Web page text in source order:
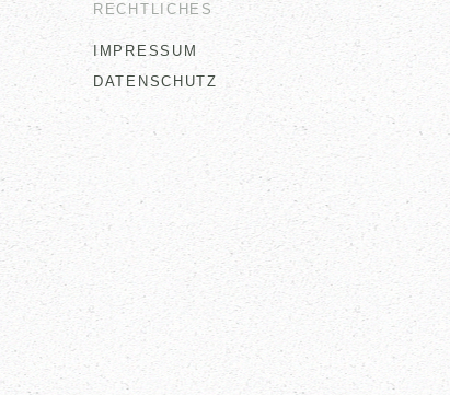
RECHTLICHES
IMPRESSUM
DATENSCHUTZ